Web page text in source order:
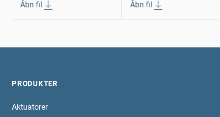
Åbn fil Åbn fil
PRODUKTER
Aktuatorer